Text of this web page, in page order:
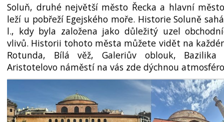
Soluň, druhé největší město Řecka a hlavní
leží u pobřeží Egejského moře. Historie Soluně
l., kdy byla založena jako důležitý uzel
vlivů. Historii tohoto města můžete vidět na
Rotunda, Bílá věž, Galeriův oblouk,
Aristotelovo náměstí na vás zde dýchnou